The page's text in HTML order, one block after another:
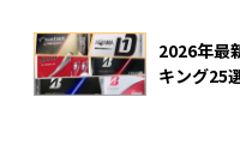
2026年最
キング25